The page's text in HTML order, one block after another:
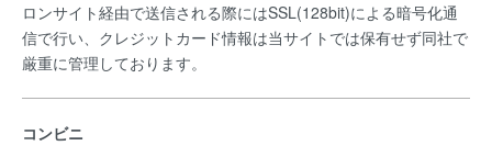
ロンサイト経由で送信される際にはSSL(128bit)による暗号化通
信で行い、クレジットカード情報は当サイトでは保有せず同社で
厳重に管理しております。
コンビニ